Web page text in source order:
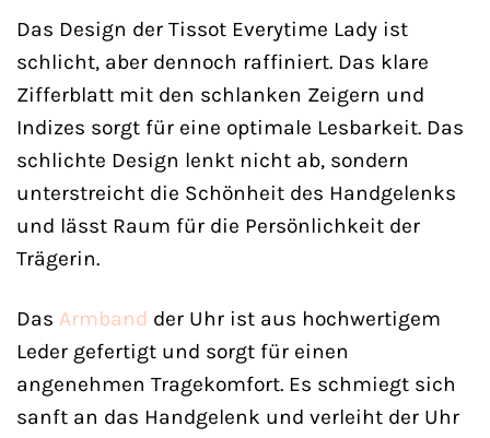
Das Design der Tissot Everytime Lady ist
schlicht, aber dennoch raffiniert. Das klare
Zifferblatt mit den schlanken Zeigern und
Indizes sorgt für eine optimale Lesbarkeit. Das
schlichte Design lenkt nicht ab, sondern
unterstreicht die Schönheit des Handgelenks
und lässt Raum für die Persönlichkeit der
Trägerin.
Das Armband der Uhr ist aus hochwertigem
Leder gefertigt und sorgt für einen
angenehmen Tragekomfort. Es schmiegt sich
sanft an das Handgelenk und verleiht der Uhr